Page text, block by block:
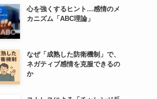
心を強くするヒント…感情のメ
カニズム「ABC理論」
なぜ「成熟した防衛機制」で、
ネガティブ感情を克服できるの
か